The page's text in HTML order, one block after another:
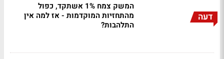
דעה
המשק צמח 1% אשתקד, כפול
מהתחזיות המוקדמות - אז למה אין
התלהבות?